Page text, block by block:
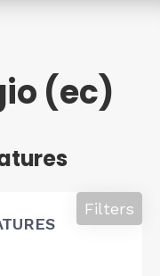
(ec)
Filters